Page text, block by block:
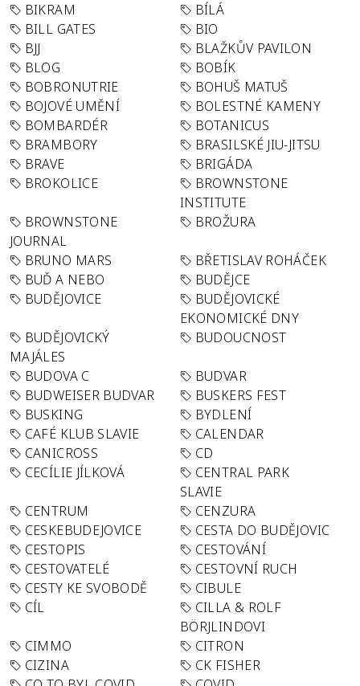
BIKRAM
BÍLÁ
BILL GATES
BIO
BJJ
BLAŽKŮV PAVILON
BLOG
BOBÍK
BOBRONUTRIE
BOHUŠ MATUŠ
BOJOVÉ UMĚNÍ
BOLESTNÉ KAMENY
BOMBARDÉR
BOTANICUS
BRAMBORY
BRASILSKÉ JIU-JITSU
BRAVE
BRIGÁDA
BROKOLICE
BROWNSTONE
INSTITUTE
BROWNSTONE
JOURNAL
BROŽURA
BRUNO MARS
BŘETISLAV ROHÁČEK
BUĎ A NEBO
BUDĚJCE
BUDĚJOVICE
BUDĚJOVICKÉ
EKONOMICKÉ DNY
BUDĚJOVICKÝ
MAJÁLES
BUDOUCNOST
BUDOVA C
BUDVAR
BUDWEISER BUDVAR
BUSKERS FEST
BUSKING
BYDLENÍ
CAFÉ KLUB SLAVIE
CALENDAR
CANICROSS
CD
CECÍLIE JÍLKOVÁ
CENTRAL PARK
SLAVIE
CENTRUM
CENZURA
CESKEBUDEJOVICE
CESTA DO BUDĚJOVIC
CESTOPIS
CESTOVÁNÍ
CESTOVATELÉ
CESTOVNÍ RUCH
CESTY KE SVOBODĚ
CIBULE
CÍL
CILLA & ROLF
BÖRJLINDOVI
CIMMO
CITRON
CIZINA
CK FISHER